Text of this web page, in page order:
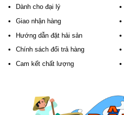
Dành cho đại lý
Giao nhận hàng
Hướng dẫn đặt hải sản
Chính sách đổi trả hàng
Cam kết chất lượng